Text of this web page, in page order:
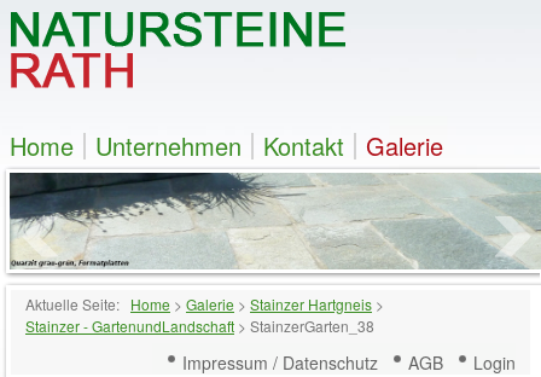
Home Unternehmen Kontakt Galerie
Aktuelle Seite: Home > Galerie > Stainzer Hartgneis >
Stainzer - GartenundLandschaft > StainzerGarten_38
Impressum / Datenschutz AGB Login